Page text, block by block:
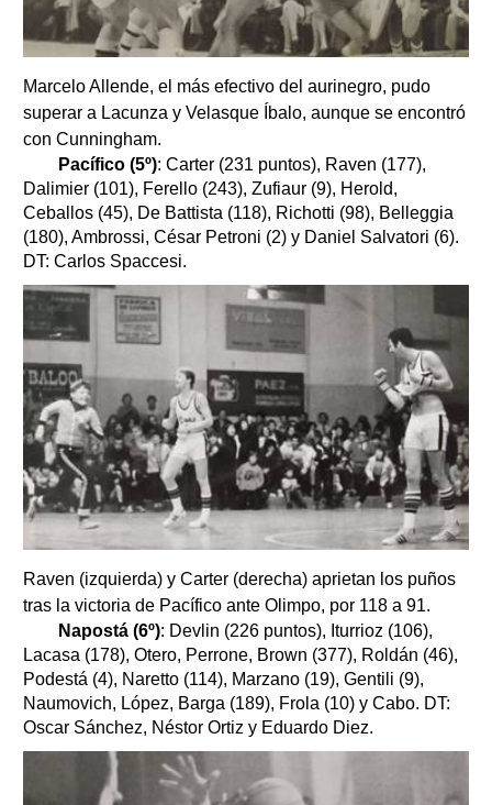
Marcelo Allende, el más efectivo del aurinegro, pudo
superar a Lacunza y Velasque Íbalo, aunque se encontró
con Cunningham.
Pacífico (5º): Carter (231 puntos), Raven (177),
Dalimier (101), Ferello (243), Zufiaur (9), Herold,
Ceballos (45), De Battista (118), Richotti (98), Belleggia
(180), Ambrossi, César Petroni (2) y Daniel Salvatori (6).
DT: Carlos Spaccesi.
Raven (izquierda) y Carter (derecha) aprietan los puños
tras la victoria de Pacífico ante Olimpo, por 118 a 91.
Napostá (6º): Devlin (226 puntos), Iturrioz (106),
Lacasa (178), Otero, Perrone, Brown (377), Roldán (46),
Podestá (4), Naretto (114), Marzano (19), Gentili (9),
Naumovich, López, Barga (189), Frola (10) y Cabo. DT:
Oscar Sánchez, Néstor Ortiz y Eduardo Diez.